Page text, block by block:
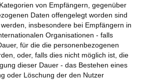
von Empfängern, gegenüber
Daten offengelegt worden sind
insbesondere bei Empfängern in
Organisationen - falls
für die die personenbezogenen
oder, falls dies nicht möglich ist, die
dieser Dauer - das Bestehen eines
oder Löschung der den Nutzer